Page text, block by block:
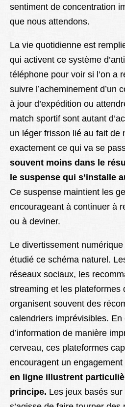
sentiment de concentration
que nous attendons.
La vie quotidienne est
qui activent ce système
téléphone pour voir si l’on a
suivre l’acheminement d’un
à jour d’expédition ou
match sportif sont autant
un léger frisson lié au fait de
exactement ce qui va se
souvent moins dans le
le suspense qui s’installe
Ce suspense maintient les
encourageant à continuer à
ou à deviner.
Le divertissement
étudié ce schéma naturel.
réseaux sociaux, les
streaming et les plateformes
organisent souvent des
calendriers imprévisibles.
d’information de manière
cerveau, ces plateformes
encouragent un engagement
en ligne illustrent
principe. Les jeux basés sur